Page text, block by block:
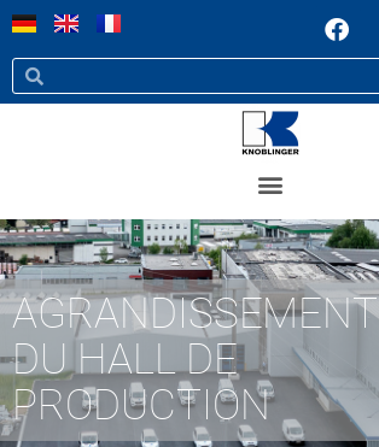
AGRANDISSEMENT
DU HALL DE
PRODUCTION